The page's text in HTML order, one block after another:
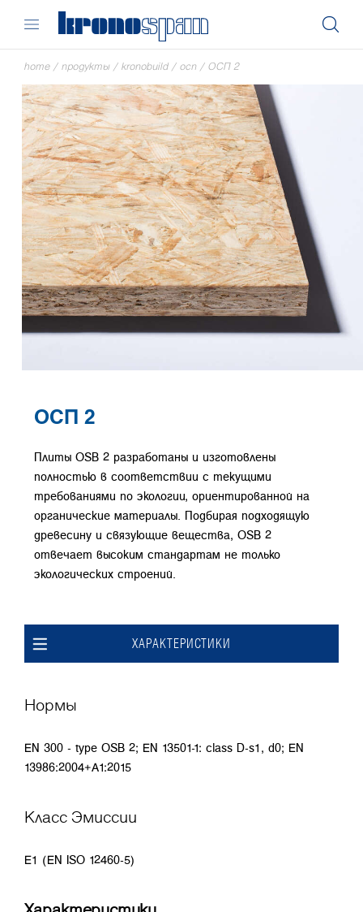
home / продукты / kronobuild / осп / ОСП 2
ОСП 2
Плиты OSB 2 разработаны и изготовлены
полностью в соответствии с текущими
требованиями по экологии, ориентированной на
органические материалы. Подбирая подходящую
древесину и связующие вещества, OSB 2
отвечает высоким стандартам не только
экологических строений.
ХАРАКТЕРИСТИКИ
Нормы
EN 300 - type OSB 2; EN 13501-1: class D-s1, d0; EN
13986:2004+A1:2015
Класс Эмиссии
E1 (EN ISO 12460-5)